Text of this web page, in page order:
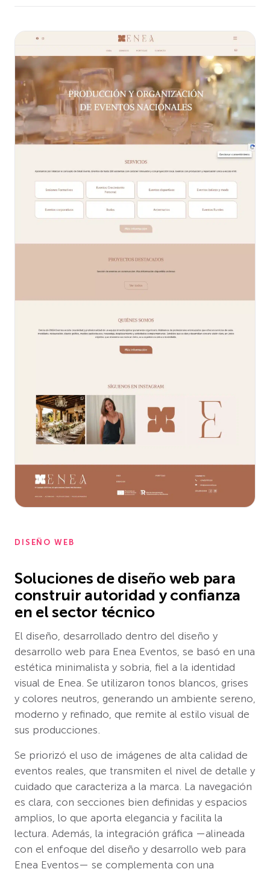
DISEÑO WEB
Soluciones de diseño web para
construir autoridad y confianza
en el sector técnico
El diseño, desarrollado dentro del diseño y
desarrollo web para Enea Eventos, se basó en una
estética minimalista y sobria, fiel a la identidad
visual de Enea. Se utilizaron tonos blancos, grises
y colores neutros, generando un ambiente sereno,
moderno y refinado, que remite al estilo visual de
sus producciones.
Se priorizó el uso de imágenes de alta calidad de
eventos reales, que transmiten el nivel de detalle y
cuidado que caracteriza a la marca. La navegación
es clara, con secciones bien definidas y espacios
amplios, lo que aporta elegancia y facilita la
lectura. Además, la integración gráfica —alineada
con el enfoque del diseño y desarrollo web para
Enea Eventos— se complementa con una